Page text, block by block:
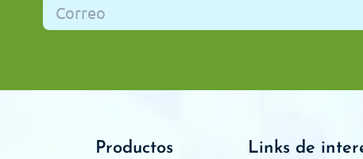
Productos Links de